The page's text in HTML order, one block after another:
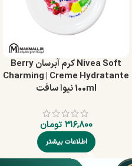
Nivea Soft کرم آبرسان Berry
Charming | Creme Hydratante
100ml نیوا سافت
۳۱۶,۸۰۰ تومان
اطلاعات بیشتر